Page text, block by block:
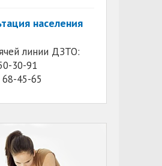
населения
линии ДЗТО:
30-91
45-65